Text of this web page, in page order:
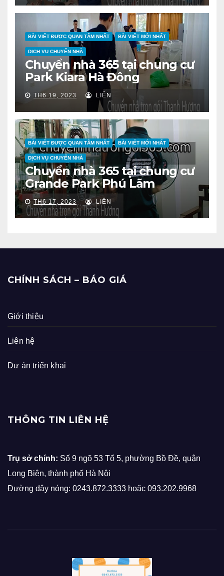
BÀI VIẾT ĐƯỢC QUAN TÂM NHẤT BÀI VIẾT MỚI NHẤT
DỊCH VỤ CHUYỂN NHÀ
Chuyển nhà 365 tại chung cư
Park Kiara Hà Đông
TH6 19, 2023 LIÊN
BÀI VIẾT ĐƯỢC QUAN TÂM NHẤT BÀI VIẾT MỚI NHẤT
DỊCH VỤ CHUYỂN NHÀ
Chuyển nhà 365 tại chung cư
Grande Park Phú Lãm
TH6 17, 2023 LIÊN
CHÍNH SÁCH – BÁO GIÁ
Giới thiệu
Liên hệ
Dự án triển khai
THÔNG TIN LIÊN HỆ
Trụ sở chính: Số 9 ngõ 53 Tổ 5, phường Bồ Đề, quận
Long Biên, thành phố Hà Nội
Đường dây nóng: 0243.872.3333 hoặc 093.202.9968